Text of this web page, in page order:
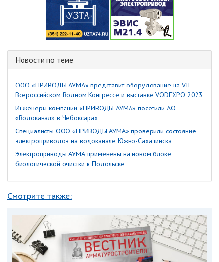
Новости по теме
ООО «ПРИВОДЫ АУМА» представит оборудование на VII
Всероссийском Водном Конгрессе и выставке VODEXPO 2023
Инженеры компании «ПРИВОДЫ АУМА» посетили АО
«Водоканал» в Чебоксарах
Специалисты ООО «ПРИВОДЫ АУМА» проверили состояние
электроприводов на водоканале Южно-Сахалинска
Электроприводы АУМА применены на новом блоке
биологической очистки в Подольске
Смотрите также: